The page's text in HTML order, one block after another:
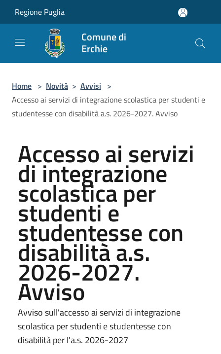
Regione Puglia
Comune di
Erchie
Home > Novità > Avvisi >
Accesso ai servizi di integrazione scolastica per studenti e
studentesse con disabilità a.s. 2026-2027. Avviso
Accesso ai servizi
di integrazione
scolastica per
studenti e
studentesse con
disabilità a.s.
2026-2027.
Avviso
Avviso sull'accesso ai servizi di integrazione
scolastica per studenti e studentesse con
disabilità per l'a.s. 2026-2027